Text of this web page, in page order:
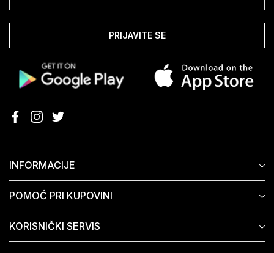
INFORMACIJE
POMOĆ PRI KUPOVINI
KORISNIČKI SERVIS
PRIJAVITE SE